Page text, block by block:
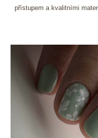
přístupem a kvalitními